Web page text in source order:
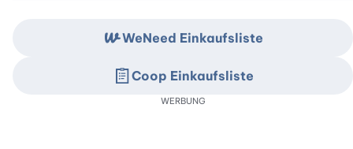
WeNeed Einkaufsliste
Coop Einkaufsliste
WERBUNG